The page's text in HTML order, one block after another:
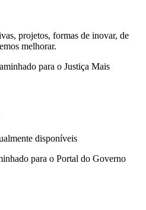
projetos, formas de inovar, de
melhorar.
para o Justiça Mais
disponíveis
para o Portal do Governo